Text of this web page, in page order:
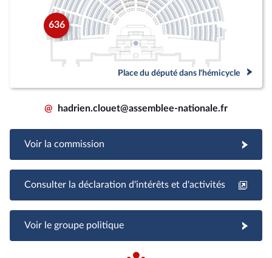
636
Place du député dans l'hémicycle
@ hadrien.clouet@assemblee-nationale.fr
Voir la commission
Consulter la déclaration d'intérêts et d'activités
Voir le groupe politique